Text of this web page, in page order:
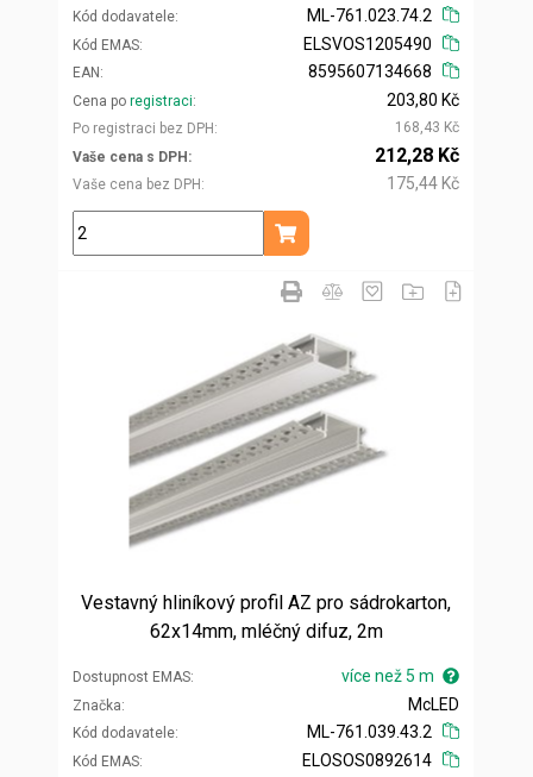
Kód dodavatele
ML-761.023.74.2
Kód EMAS
EAN
ELSVOS1205490
8595607134668
Cena po registraci
Po registraci bez DPH
203,80 Kč
168,43 Kč
Vaše cena s DPH
Vaše cena bez DPH
212,28 Kč
175,44 Kč
m
Přidat do košíku
Vestavný hliníkový profil AZ pro sádrokarton,
62x14mm, mléčný difuz, 2m
Dostupnost EMAS více než 5 m
Značka
Kód dodavatele
McLED
ML-761.039.43.2
Kód EMAS
ELOSOS0892614